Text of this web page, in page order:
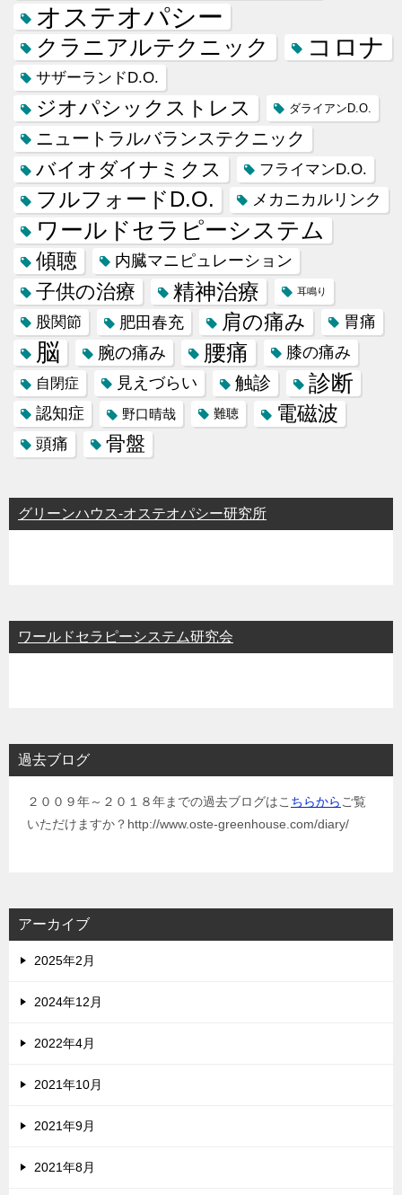
オステオパシー
クラニアルテクニック コロナ
サザーランドD.O.
ジオパシックストレス ダライアンD.O.
ニュートラルバランステクニック
バイオダイナミクス フライマンD.O.
フルフォードD.O. メカニカルリンク
ワールドセラピーシステム
傾聴 内臓マニピュレーション
子供の治療 精神治療 耳鳴り
股関節 肥田春充 肩の痛み 胃痛
脳 腕の痛み 腰痛 膝の痛み
自閉症 見えづらい 触診 診断
認知症 野口晴哉 難聴 電磁波
頭痛 骨盤
グリーンハウス-オステオパシー研究所
ワールドセラピーシステム研究会
過去ブログ
２００９年～２０１８年までの過去ブログはこ ちらから ご覧
いただけますか？http://www.oste-greenhouse.com/diary/
アーカイブ
2025年2月
2024年12月
2022年4月
2021年10月
2021年9月
2021年8月